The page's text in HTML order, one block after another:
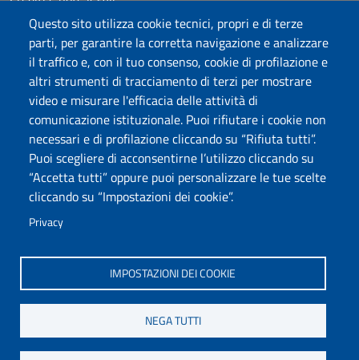
Questo sito utilizza cookie tecnici, propri e di terze
parti, per garantire la corretta navigazione e analizzare
il traffico e, con il tuo consenso, cookie di profilazione e
altri strumenti di tracciamento di terzi per mostrare
video e misurare l'efficacia delle attività di
comunicazione istituzionale. Puoi rifiutare i cookie non
necessari e di profilazione cliccando su “Rifiuta tutti”.
Puoi scegliere di acconsentirne l’utilizzo cliccando su
“Accetta tutti” oppure puoi personalizzare le tue scelte
cliccando su “Impostazioni dei cookie”.
Privacy
IMPOSTAZIONI DEI COOKIE
NEGA TUTTI
Università degli Studi di Sassari
Piazza Università 21, Sassari
Tel.: 800 882994 (Orientamento studenti)
RETTORE:rettore@uniss.it
PEC:protocollo@pec.uniss.it
URP:urp@uniss.it
P.I. 00196350904 –pagoPA®
Seguici su
Chatta con noi